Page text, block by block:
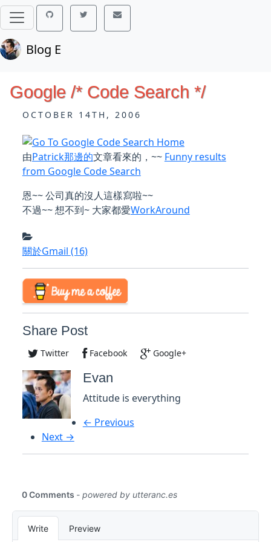
Blog E
Google /* Code Search */
OCTOBER 14TH, 2006
由Patrick那邊的文章看來的，~~ Funny results
from Google Code Search
恩~~ 公司真的沒人這樣寫啦~~
不過~~ 想不到~ 大家都愛WorkAround
關於Gmail (16)
Share Post
Twitter Facebook Google+
Evan
Attitude is everything
← Previous
Next →